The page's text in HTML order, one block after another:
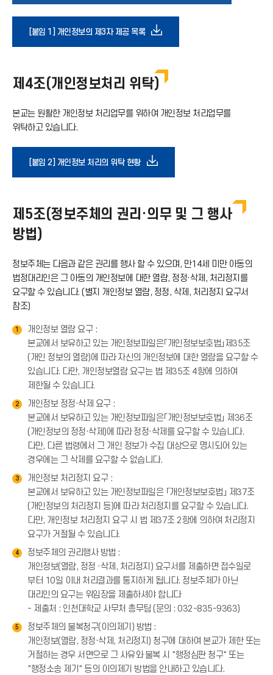
아
[붙임 1] 개인정보의 제3자 제공 목록다
로
콘
제4조(개인정보처리 위탁)
본교는 원활한 개인정보 처리업무를 위하여 개인정보 처리업무를
위탁하고 있습니다.
[붙임 2] 개인정보 처리의 위탁 현황다
로
아
콘
제5조(정보주체의 권리·의무 및 그 행사
방법)
정보주체는 다음과 같은 권리를 행사 할 수 있으며, 만14세 미만 아동의
법정대리인은 그 아동의 개인정보에 대한 열람, 정정·삭제, 처리정지를
요구할 수 있습니다. (별지 개인정보 열람, 정정, 삭제, 처리정지 요구서
참조)
1
개인정보 열람 요구 :
본교에서 보유하고 있는 개인정보파일은「개인정보보호법」제35조
(개인 정보의 열람)에 따라 자신의 개인정보에 대한 열람을 요구할 수
있습니다. 다만, 개인정보열람 요구는 법 제35조 4항에 의하여
제한될 수 있습니다.
2
개인정보 정정·삭제 요구 :
본교에서 보유하고 있는 개인정보파일은「개인정보보호법」 제36조
(개인정보의 정정·삭제)에 따라 정정·삭제를 요구할 수 있습니다.
다만, 다른 법령에서 그 개인 정보가 수집 대상으로 명시되어 있는
경우에는 그 삭제를 요구할 수 없습니다.
3
개인정보 처리정지 요구 :
본교에서 보유하고 있는 개인정보파일은 「개인정보보호법」 제37조
(개인정보의 처리정지 등)에 따라 처리정지를 요구할 수 있습니다.
다만, 개인정보 처리정지 요구 시 법 제37조 2항에 의하여 처리정지
요구가 거절될 수 있습니다.
4
정보주체의 권리행사 방법 :
개인정보(열람, 정정 ·삭제, 처리정지) 요구서를 제출하면 접수일로
부터 10일 이내 처리결과를 통지하게 됩니다. 정보주체가 아닌
대리인의 요구는 위임장을 제출하셔야 합니다
- 제출처 : 인천대학교 사무처 총무팀 (문의 : 032-835-9363)
5
정보주체의 불복청구(이의제기) 방법 :
개인정보(열람, 정정·삭제, 처리정지) 청구에 대하여 본교가 제한 또는
거절하는 경우 서면으로 그 사유와 불복 시 "행정심판 청구" 또는
"행정소송 제기" 등의 이의제기 방법을 안내하고 있습니다.